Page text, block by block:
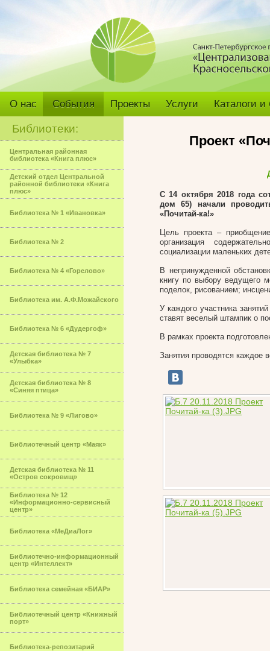
О нас События Проекты Услуги Каталоги
Библиотеки:
Центральная районная
библиотека «Книга плюс»
Детский отдел Центральной
районной библиотеки «Книга
плюс»
Библиотека № 1 «Ивановка»
Библиотека № 2
Библиотека № 4 «Горелово»
Библиотека им. А.Ф.Можайского
Библиотека № 6 «Дудергоф»
Детская библиотека № 7
«Улыбка»
Детская библиотека № 8
«Синяя птица»
Библиотека № 9 «Лигово»
Библиотечный центр «Маяк»
Детская библиотека № 11
«Остров сокровищ»
Библиотека № 12
«Информационно-сервисный
центр»
Библиотека «МеДиаЛог»
Библиотечно-информационный
центр «Интеллект»
Библиотека семейная «БИАР»
Библиотечный центр «Книжный
порт»
Библиотека-репозитарий
Проект
С 14 октября 2018 года
дом 65) начали
«Почитай-ка!»
Цель проекта –
организация
социализации маленьких
В непринужденной
книгу по выбору ведущего
поделок, рисованием;
У каждого участника
ставят веселый штампик о
В рамках проекта
Занятия проводятся каждое